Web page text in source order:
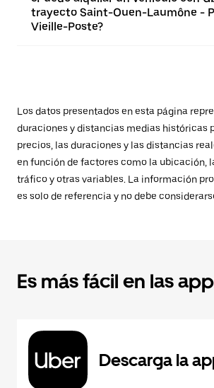
trayecto Saint-Ouen-Laumône -
Vieille-Poste?
Los datos presentados en esta página
duraciones y distancias medias históricas
precios, las duraciones y las distancias
en función de factores como la ubicación,
tráfico y otras variables. La información
es solo de referencia y no debe
Es más fácil en las
Descarga la